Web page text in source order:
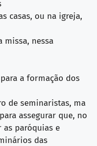
casas, ou na igreja,
missa, nessa
a formação dos
de seminaristas, ma
assegurar que, no
as paróquias e
das